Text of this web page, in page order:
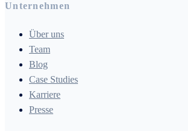
Unternehmen
Über uns
Team
Blog
Case Studies
Karriere
Presse